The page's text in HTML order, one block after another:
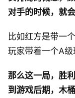
对手的时候，就
比如红方是带一
玩家带着一个A级
那么这一局，胜
到游戏后期，木